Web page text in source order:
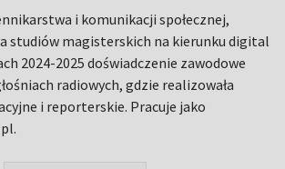
i komunikacji społecznej,
studiów magisterskich na kierunku digital
2024-2025 doświadczenie zawodowe
radiowych, gdzie realizowała
i reporterskie. Pracuje jako